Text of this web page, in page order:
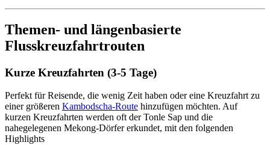
Themen- und längenbasierte
Flusskreuzfahrtrouten
Kurze Kreuzfahrten (3-5 Tage)
Perfekt für Reisende, die wenig Zeit haben oder eine Kreuzfahrt zu
einer größeren Kambodscha-Route hinzufügen möchten. Auf
kurzen Kreuzfahrten werden oft der Tonle Sap und die
nahegelegenen Mekong-Dörfer erkundet, mit den folgenden
Highlights